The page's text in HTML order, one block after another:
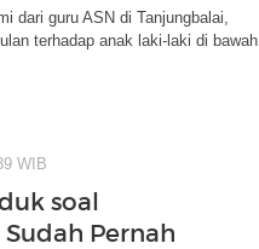
dari guru ASN di Tanjungbalai,
terhadap anak laki-laki di bawah
WIB
soal
Pernah